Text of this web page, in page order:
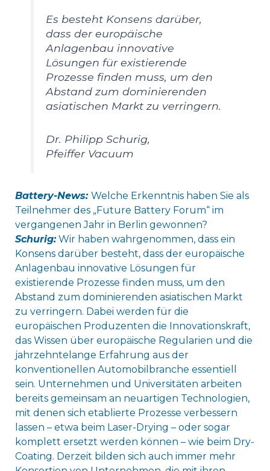
Es besteht Konsens darüber,
dass der europäische
Anlagenbau innovative
Lösungen für existierende
Prozesse finden muss, um den
Abstand zum dominierenden
asiatischen Markt zu verringern.
Dr. Philipp Schurig,
Pfeiffer Vacuum
Battery-News: Welche Erkenntnis haben Sie als
Teilnehmer des „Future Battery Forum“ im
vergangenen Jahr in Berlin gewonnen?
Schurig:Wir haben wahrgenommen, dass ein
Konsens darüber besteht, dass der europäische
Anlagenbau innovative Lösungen für
existierende Prozesse finden muss, um den
Abstand zum dominierenden asiatischen Markt
zu verringern. Dabei werden für die
europäischen Produzenten die Innovationskraft,
das Wissen über europäische Regularien und die
jahrzehntelange Erfahrung aus der
konventionellen Automobilbranche essentiell
sein. Unternehmen und Universitäten arbeiten
bereits gemeinsam an neuartigen Technologien,
mit denen sich etablierte Prozesse verbessern
lassen – etwa beim Laser-Drying – oder sogar
komplett ersetzt werden können – wie beim Dry-
Coating. Derzeit bilden sich auch immer mehr